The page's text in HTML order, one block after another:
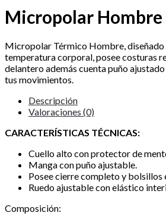
Micropolar
Micropolar Térmico Hombre, diseñado
temperatura corporal, posee costuras
delantero además cuenta puño
tus movimientos.
Descripción
Valoraciones (0)
CARACTERÍSTICAS TÉCNICAS:
Cuello alto con protector de
Manga con puño ajustable.
Posee cierre completo y bolsillos
Ruedo ajustable con elástico
Composición: